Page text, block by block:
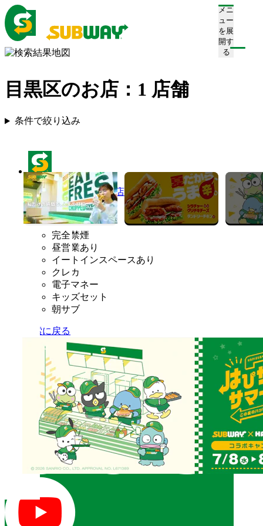
メニ
ュー
を展
開す
る
目黒区のお店： 1 店舗
条件で絞り込み
サブウェイ 自由が丘店
営業中
完全禁煙
昼営業あり
イートインスペースあり
クレカ
電子マネー
キッズセット
朝サブ
店舗検索に戻る